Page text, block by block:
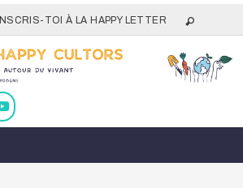
INSCRIS-TOI À LA HAPPY LETTER